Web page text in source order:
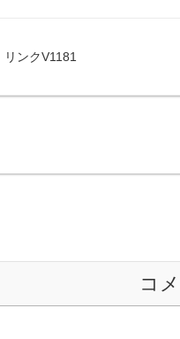
リンクV1181
コ